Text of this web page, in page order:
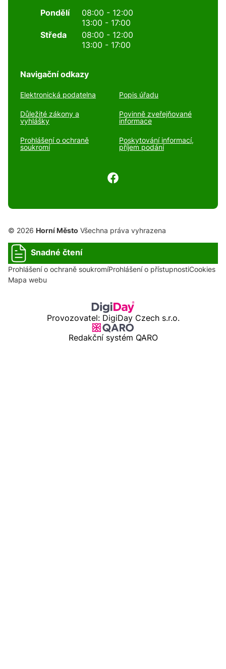
Pondělí
08:00 - 12:00
13:00 - 17:00
Středa
08:00 - 12:00
13:00 - 17:00
Navigační odkazy
Elektronická podatelna Popis úřadu
Důležité zákony a
vyhlášky
Povinně zveřejňované
informace
Prohlášení o ochraně
soukromí
Poskytování informací,
příjem podání
© 2026 Horní Město Všechna práva vyhrazena
Snadné čtení
Prohlášení o ochraně soukromíProhlášení o přístupnostiCookies
Mapa webu
Provozovatel: DigiDay Czech s.r.o.
Redakční systém QARO